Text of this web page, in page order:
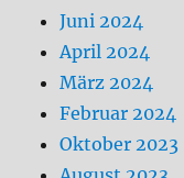
Juni 2024
April 2024
März 2024
Februar 2024
Oktober 2023